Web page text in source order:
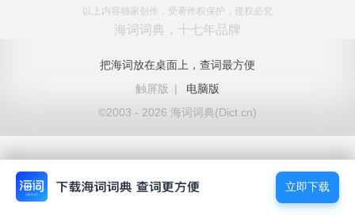
以上内容独家创作，受著作权保护，侵权必究
海词词典，十七年品牌
把海词放在桌面上，查词最方便
触屏版
|
电脑版
©2003 - 2026 海词词典(Dict.cn)
立即下载
立即下载